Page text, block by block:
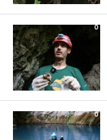
0
0